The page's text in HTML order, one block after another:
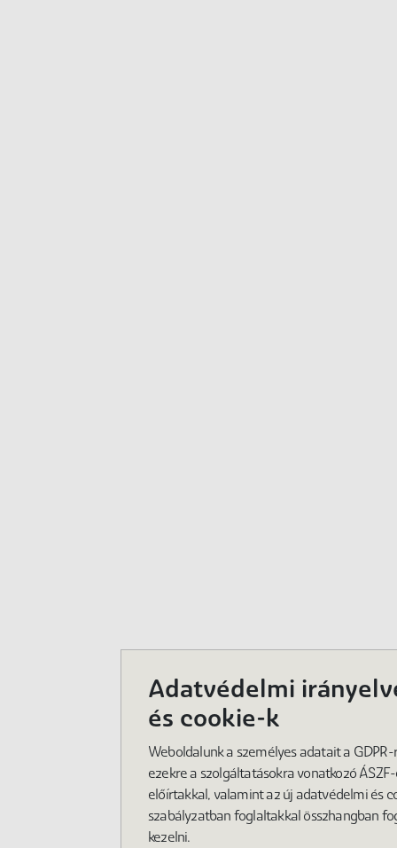
Adatvédelmi
és cookie-k
Weboldalunk a személyes adatait a GDPR-
ezekre a szolgáltatásokra vonatkozó
előírtakkal, valamint az új adatvédelmi és
szabályzatban foglaltakkal összhangban
kezelni.